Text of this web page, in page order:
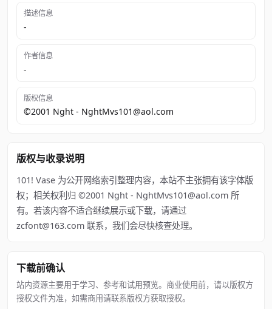
描述信息
-
作者信息
-
版权信息
©2001 Nght - NghtMvs101@aol.com
版权与收录说明
101! Vase 为公开网络索引整理内容，本站不主张拥有该字体版
权；相关权利归 ©2001 Nght - NghtMvs101@aol.com 所
有。若该内容不适合继续展示或下载，请通过
zcfont@163.com 联系，我们会尽快核查处理。
下载前确认
站内资源主要用于学习、参考和试用预览。商业使用前，请以版权方
授权文件为准，如需商用请联系版权方获取授权。